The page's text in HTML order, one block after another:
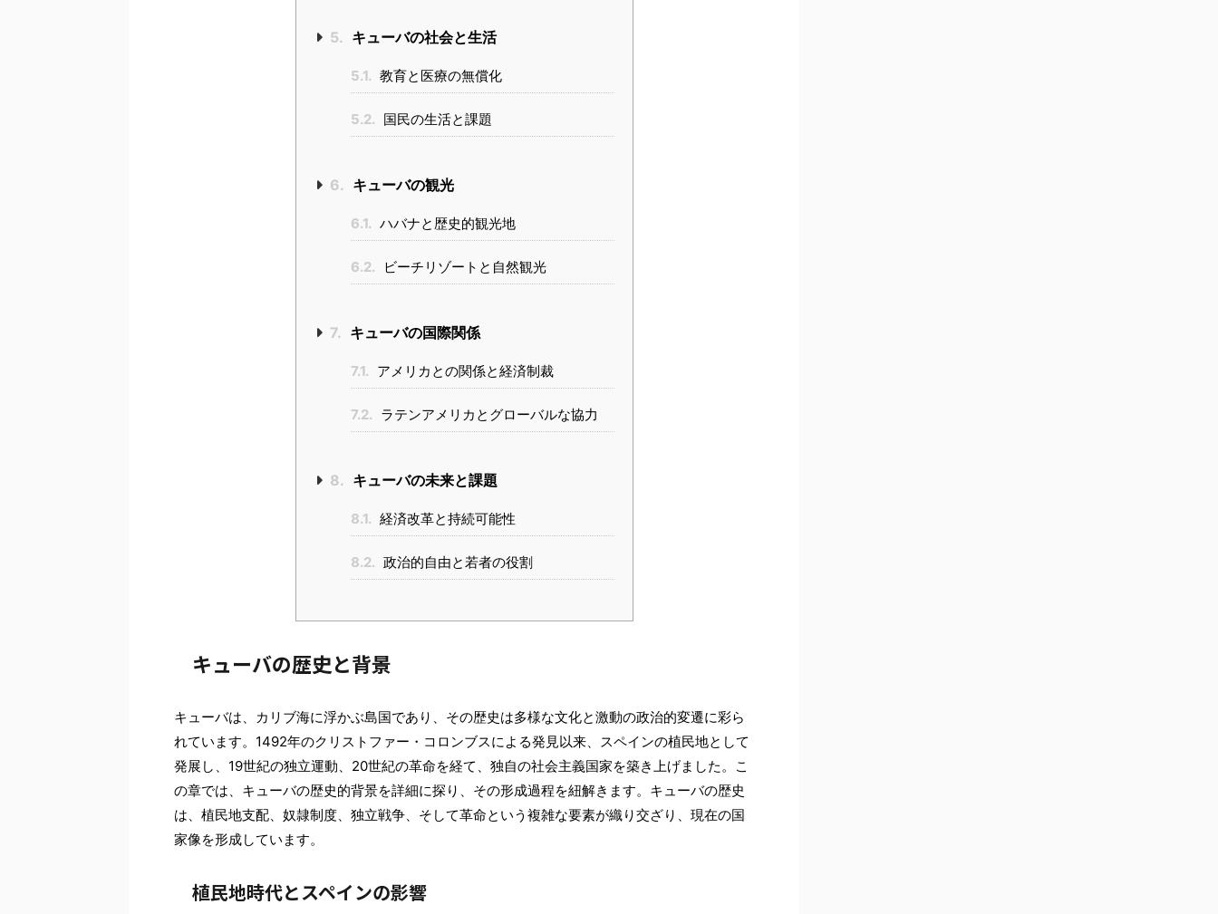
5. キューバの社会と生活
5.1. 教育と医療の無償化
5.2. 国民の生活と課題
6. キューバの観光
6.1. ハバナと歴史的観光地
6.2. ビーチリゾートと自然観光
7. キューバの国際関係
7.1. アメリカとの関係と経済制裁
7.2. ラテンアメリカとグローバルな協力
8. キューバの未来と課題
8.1. 経済改革と持続可能性
8.2. 政治的自由と若者の役割
キューバの歴史と背景
キューバは、カリブ海に浮かぶ島国であり、その歴史は多様な文化と激動の政治的変遷に彩ら
れています。1492年のクリストファー・コロンブスによる発見以来、スペインの植民地として
発展し、19世紀の独立運動、20世紀の革命を経て、独自の社会主義国家を築き上げました。こ
の章では、キューバの歴史的背景を詳細に探り、その形成過程を紐解きます。キューバの歴史
は、植民地支配、奴隷制度、独立戦争、そして革命という複雑な要素が織り交ざり、現在の国
家像を形成しています。
植民地時代とスペインの影響